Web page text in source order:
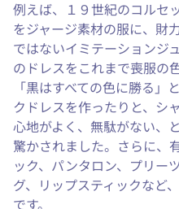
例えば、１９世紀のコルセ
をジャージ素材の服に、財
ではないイミテーションジ
のドレスをこれまで喪服の
「黒はすべての色に勝る」
クドレスを作ったりと、シ
心地がよく、無駄がない、
驚かされました。さらに、
ック、パンタロン、プリー
グ、リップスティックなど
です。